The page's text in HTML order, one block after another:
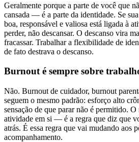
Geralmente porque a parte de você que
cansada — é a parte da identidade. Se
boa, responsável e valiosa está ligada à
perder, não descansar. O descanso vira
fracassar. Trabalhar a flexibilidade de
de fato destrava o descanso.
Burnout é sempre sobre
Não. Burnout de cuidador, burnout
seguem o mesmo padrão: esforço alto
sensação de que parar não é permitido. O
atividade em si — é a regra que diz que
atrás. É essa regra que vai mudando aos
acompanhamento.